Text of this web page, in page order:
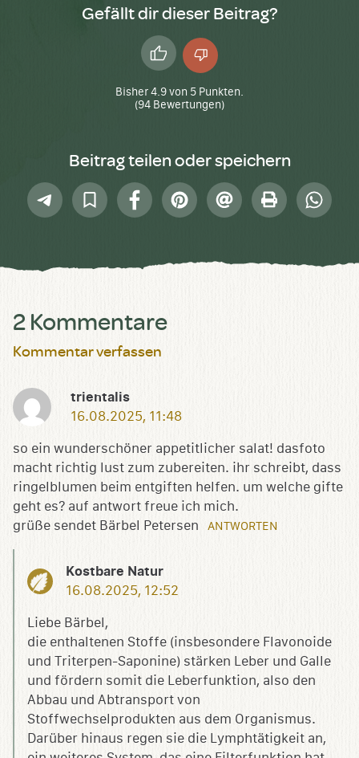
Gefällt dir dieser Beitrag?
Daumen
hoch
Daumen
runter
Bisher4.9von 5 Punkten.
(94 Bewertungen)
Beitrag teilen oder speichern
Telegram
In
Sammlung
FacebookPinterest
E-
Mail
Drucken
2 Kommentare
Kommentar verfassen
trientalis
16.08.2025, 11:48
so ein wunderschöner appetitlicher salat! dasfoto
macht richtig lust zum zubereiten. ihr schreibt, dass
ringelblumen beim entgiften helfen. um welche gifte
geht es? auf antwort freue ich mich.
grüße sendet Bärbel Petersen
ANTWORTEN
Kostbare Natur
16.08.2025, 12:52
Liebe Bärbel,
die enthaltenen Stoffe (insbesondere Flavonoide
und Triterpen-Saponine) stärken Leber und Galle
und fördern somit die Leberfunktion, also den
Abbau und Abtransport von
Stoffwechselprodukten aus dem Organismus.
Darüber hinaus regen sie die Lymphtätigkeit an,